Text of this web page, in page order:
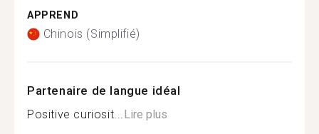
APPREND
Chinois (Simplifié)
Partenaire de langue idéal
Positive curiosit...Lire plus